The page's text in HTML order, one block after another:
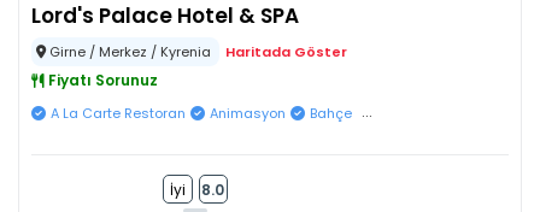
Lord's Palace Hotel & SPA
Girne / Merkez / Kyrenia Haritada Göster
Fiyatı Sorunuz
A La Carte Restoran Animasyon Bahçe ...
İyi 8.0